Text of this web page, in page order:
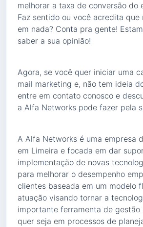
melhorar a taxa de conversão do
Faz sentido ou você acredita que
em nada? Conta pra gente!
saber a sua opinião!
Agora, se você quer iniciar uma
mail marketing e, não tem ideia
entre em contato conosco e
a Alfa Networks pode fazer pela
A Alfa Networks é uma empresa
em Limeira e focada em dar
implementação de novas
para melhorar o desempenho
clientes baseada em um modelo
atuação visando tornar a
importante ferramenta de gestão
quer seja em processos de